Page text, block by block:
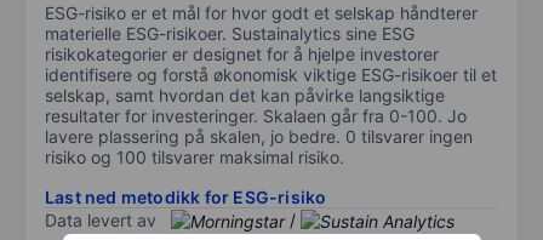
ESG-risiko er et mål for hvor godt et selskap håndterer
materielle ESG-risikoer. Sustainalytics sine ESG
risikokategorier er designet for å hjelpe investorer
identifisere og forstå økonomisk viktige ESG-risikoer til et
selskap, samt hvordan det kan påvirke langsiktige
resultater for investeringer. Skalaen går fra 0-100. Jo
lavere plassering på skalen, jo bedre. 0 tilsvarer ingen
risiko og 100 tilsvarer maksimal risiko.
Last ned metodikk for ESG-risiko
Data levert av
/